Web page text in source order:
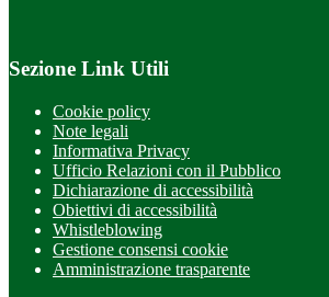
Sezione Link Utili
Cookie policy
Note legali
Informativa Privacy
Ufficio Relazioni con il Pubblico
Dichiarazione di accessibilità
Obiettivi di accessibilità
Whistleblowing
Gestione consensi cookie
Amministrazione trasparente